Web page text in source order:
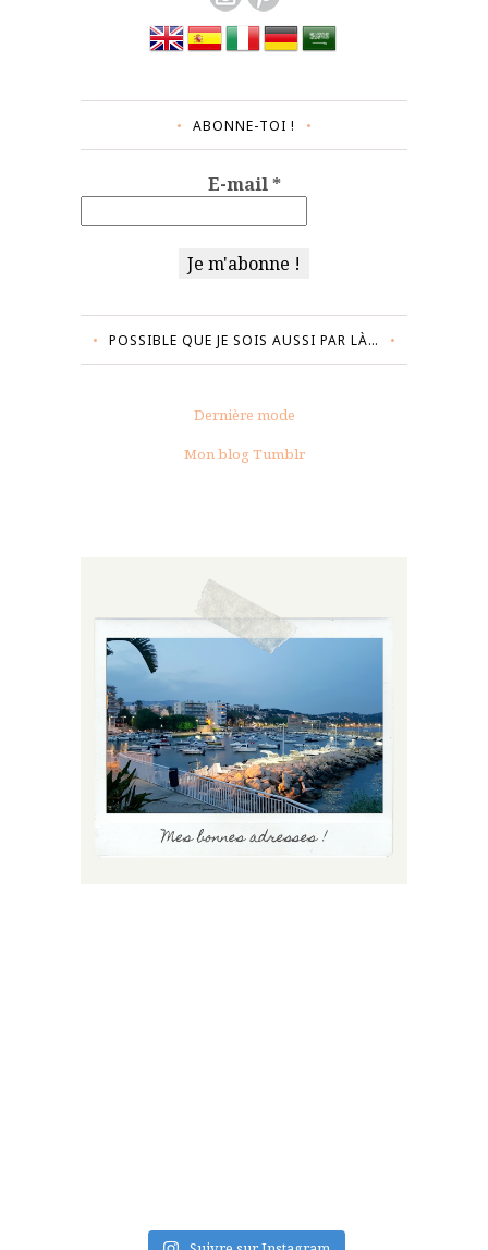
ABONNE-TOI !
E-mail*
POSSIBLE QUE JE SOIS AUSSI PAR LÀ…
Dernière mode
Mon blog Tumblr